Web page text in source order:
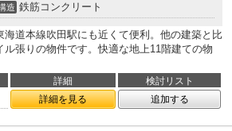
造 鉄筋コンクリート
道本線吹田駅にも近くて便利。他の建築と比
張りの物件です。快適な地上11階建ての物
詳細
検討リスト
詳細を見る 追加する